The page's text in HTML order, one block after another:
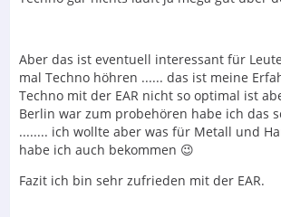
Aber das ist eventuell interessant für
mal Techno höhren ...... das ist meine
Techno mit der EAR nicht so optimal ist
Berlin war zum probehören habe ich das
........ ich wollte aber was für Metall und
habe ich auch bekommen 😉
Fazit ich bin sehr zufrieden mit der EAR.